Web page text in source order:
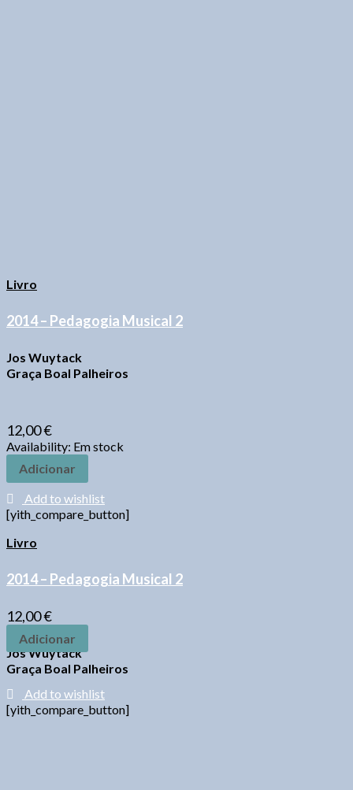
Livro
2014 – Pedagogia Musical 2
Jos Wuytack
Graça Boal Palheiros
12,00€
Availability: Em stock
Adicionar
Add to wishlist
[yith_compare_button]
Livro
2014 – Pedagogia Musical 2
12,00€
Adicionar
Jos Wuytack
Graça Boal Palheiros
Add to wishlist
[yith_compare_button]